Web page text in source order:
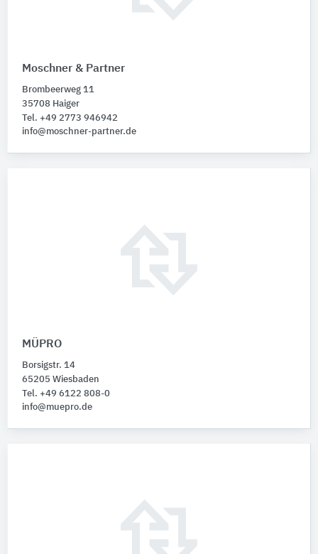
Moschner & Partner
Brombeerweg 11
35708 Haiger
Tel. +49 2773 946942
info@moschner-partner.de
MÜPRO
Borsigstr. 14
65205 Wiesbaden
Tel. +49 6122 808-0
info@muepro.de